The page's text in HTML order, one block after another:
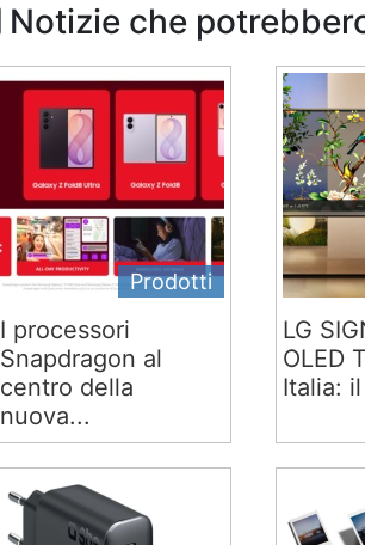
Notizie che
Prodotti
I processori
Snapdragon al
centro della
nuova...
LG
OLED
Italia: